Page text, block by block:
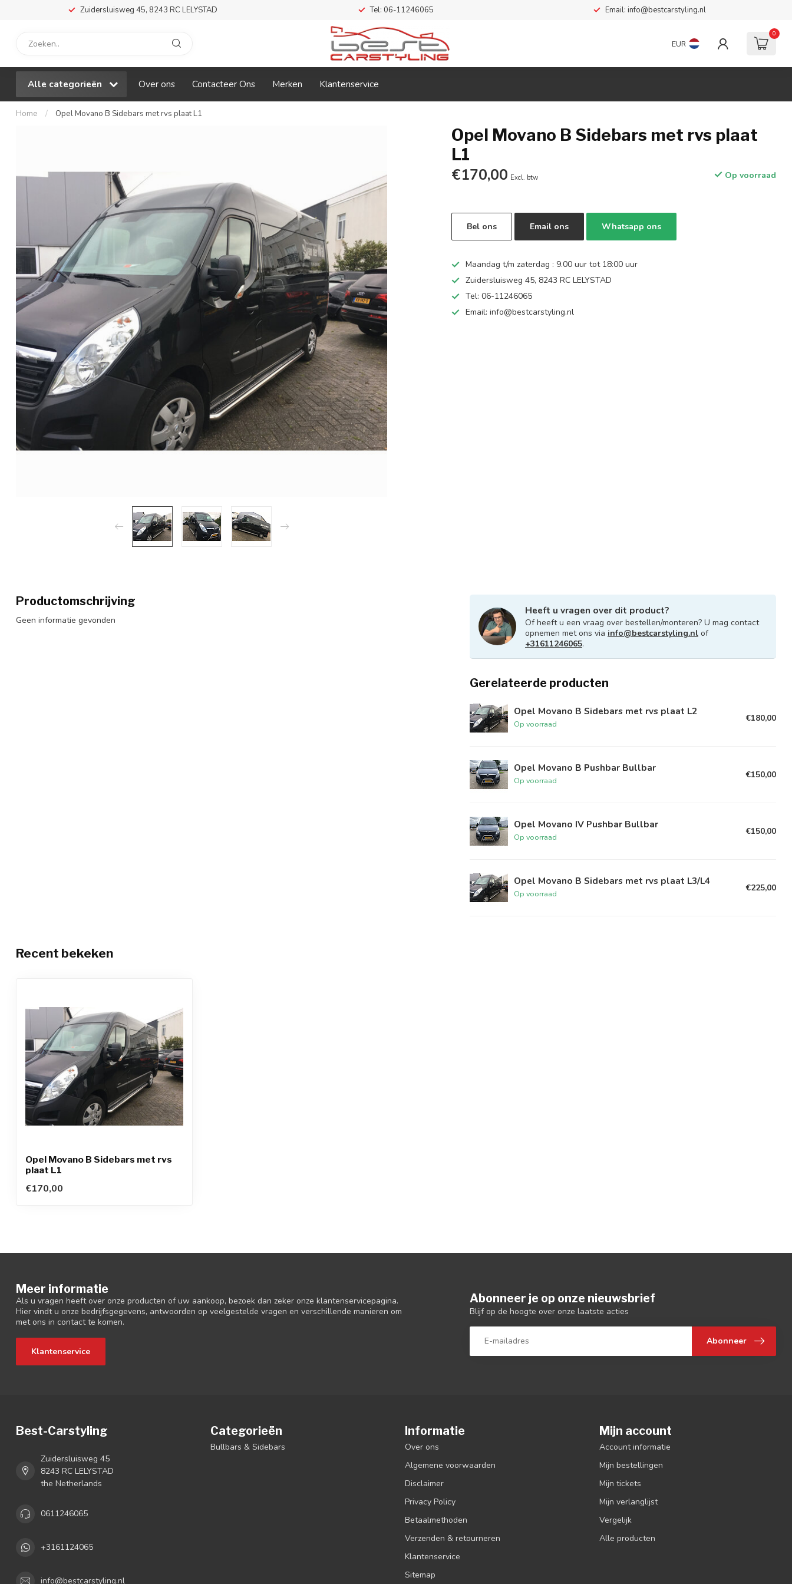
Zuidersluisweg 45, 8243 RC LELYSTAD Tel: 06-11246065 Email: info@bestcarstyling.nl
EUR
0
Alle categorieën Over ons Contacteer Ons Merken Klantenservice
Home / Opel Movano B Sidebars met rvs plaat L1
Opel Movano B Sidebars met rvs plaat
L1
€170,00 Excl. btw Op voorraad
Bel ons Email ons Whatsapp ons
Maandag t/m zaterdag : 9.00 uur tot 18:00 uur
Zuidersluisweg 45, 8243 RC LELYSTAD
Tel: 06-11246065
Email:info@bestcarstyling.nl
Productomschrijving
Geen informatie gevonden
Heeft u vragen over dit product?
Of heeft u een vraag over bestellen/monteren? U mag contact
opnemen met ons via info@bestcarstyling.nl of
+31611246065.
Gerelateerde producten
Opel Movano B Sidebars met rvs plaat L2
Op voorraad
€180,00
Opel Movano B Pushbar Bullbar
Op voorraad
€150,00
Opel Movano IV Pushbar Bullbar
Op voorraad
€150,00
Opel Movano B Sidebars met rvs plaat L3/L4
Op voorraad
€225,00
Recent bekeken
Opel Movano B Sidebars met rvs
plaat L1
€170,00
Meer informatie
Als u vragen heeft over onze producten of uw aankoop, bezoek dan zeker onze klantenservicepagina.
Hier vindt u onze bedrijfsgegevens, antwoorden op veelgestelde vragen en verschillende manieren om
met ons in contact te komen.
Klantenservice
Abonneer je op onze nieuwsbrief
Blijf op de hoogte over onze laatste acties
Abonneer
Best-Carstyling
Zuidersluisweg 45
8243 RC LELYSTAD
the Netherlands
0611246065
+3161124065
info@bestcarstyling.nl
Categorieën
Bullbars & Sidebars
Informatie
Over ons
Algemene voorwaarden
Disclaimer
Privacy Policy
Betaalmethoden
Verzenden & retourneren
Klantenservice
Sitemap
Mijn account
Account informatie
Mijn bestellingen
Mijn tickets
Mijn verlanglijst
Vergelijk
Alle producten